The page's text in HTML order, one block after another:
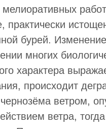
практически
бурей.
многих
характера
происходит
ветром,
ветра,